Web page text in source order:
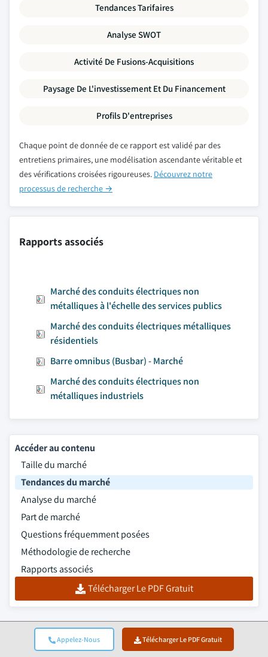
Appelez-Nous Télécharger Le PDF Gratuit
Tendances Tarifaires
Analyse SWOT
Activité De Fusions-Acquisitions
Paysage De L'investissement Et Du Financement
Profils D'entreprises
Chaque point de donnée de ce rapport est validé par des
entretiens primaires, une modélisation ascendante véritable et
des vérifications croisées rigoureuses. Découvrez notre
processus de recherche →
Rapports associés
Marché des conduits électriques non
métalliques à l'échelle des services publics
Marché des conduits électriques métalliques
résidentiels
Barre omnibus (Busbar) - Marché
Marché des conduits électriques non
métalliques industriels
Accéder au contenu
Taille du marché
Tendances du marché
Analyse du marché
Part de marché
Questions fréquemment posées
Méthodologie de recherche
Rapports associés
Télécharger Le PDF Gratuit